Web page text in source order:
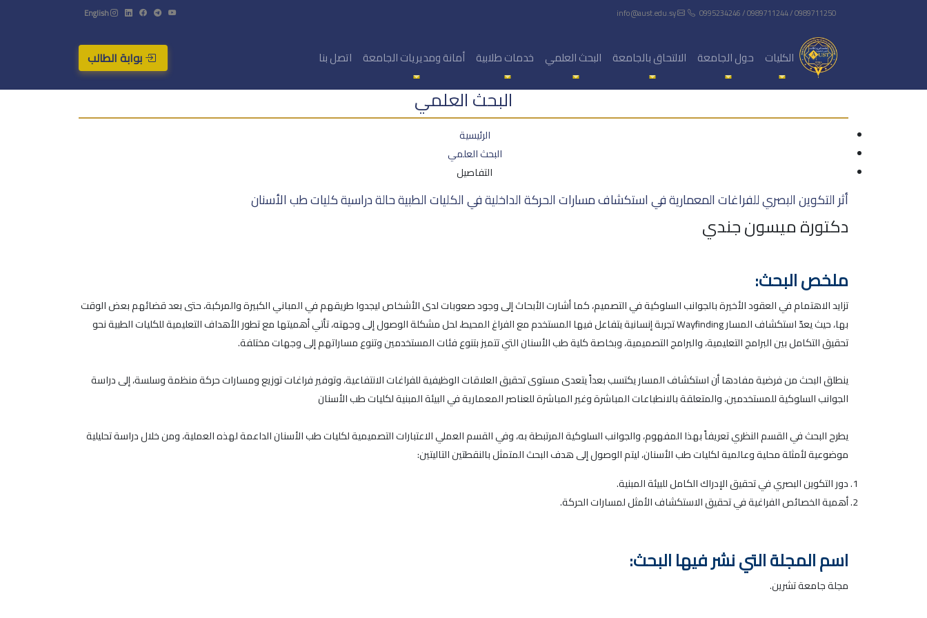
0995234246 / 0989711244 / 0989711250
English
الكليات حول الجامعة الالتحاق بالجامعة البحث العلمي خدمات طلابية أمانة ومديريات الجامعة اتصل بنا بوابة الطالب
البحث العلمي
الرئيسية
البحث العلمي
التفاصيل
أثر التكوين البصري للفراغات المعمارية في استكشاف مسارات الحركة الداخلية في الكليات الطبية حالة دراسية كليات طب الأسنان
دكتورة ميسون جندي
ملخص البحث:
تزايد الاهتمام في العقود الأخيرة بالجوانب السلوكية في التصميم، كما أشارت الأبحاث إلى وجود صعوبات لدى الأشخاص ليجدوا طريقهم في المباني الكبيرة والمركبة، حتى بعد قضائهم بعض الوقت
بها، حيث يعدّ استكشاف المسار Wayfinding تجربة إنسانية يتفاعل فيها المستخدم مع الفراغ المحيط، لحل مشكلة الوصول إلى وجهته، تأتي أهميتها مع تطور الأهداف التعليمية للكليات الطبية نحو
تحقيق التكامل بين البرامج التعليمية، والبرامج التصميمية، وبخاصة كلية طب الأسنان التي تتميز بتنوع فئات المستخدمين وتنوع مساراتهم إلى وجهات مختلفة.
ينطلق البحث من فرضية مفادها أن استكشاف المسار يكتسب بعداً يتعدى مستوى تحقيق العلاقات الوظيفية للفراغات الانتفاعية، وتوفير فراغات توزيع ومسارات حركة منظمة وسلسة، إلى دراسة
الجوانب السلوكية للمستخدمين، والمتعلقة بالانطباعات المباشرة وغير المباشرة للعناصر المعمارية في البيئة المبنية لكليات طب الأسنان
يطرح البحث في القسم النظري تعريفاً بهذا المفهوم، ‏والجوانب السلوكية المرتبطة به، وفي القسم العملي الاعتبارات التصميمية لكليات طب الأسنان الداعمة لهذه العملية، ومن خلال دراسة تحليلية
موضوعية لأمثلة محلية وعالمية لكليات طب الأسنان، ليتم الوصول إلى هدف البحث المتمثل بالنقطتين التاليتين:
دور التكوين البصري في تحقيق الإدراك الكامل للبيئة المبنية.
أهمية الخصائص الفراغية في تحقيق الاستكشاف الأمثل لمسارات الحركة.
اسم المجلة التي نشر فيها البحث:
مجلة جامعة تشرين.